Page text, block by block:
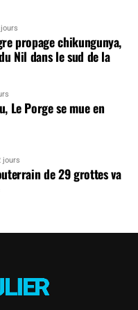
propage chikungunya,
Nil dans le sud de la
Le Porge se mue en
jours
de 29 grottes va